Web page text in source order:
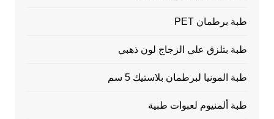
طبة برطمان PET
طبة بتلزق علي الزجاج لون ذهبي
طبة المونيا لبرطمان بلاستيك 5 سم
طبة ألمنيوم لعبوات طبية